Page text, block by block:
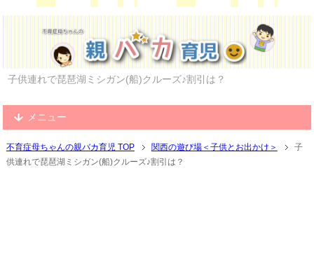
子供連れで琵琶湖ミシガン(船)クルーズ♪割引は？
メニュー
不育症母ちゃんの親バカ育児 TOP 関西の遊び場＜子供とお出かけ＞
子
供連れで琵琶湖ミシガン(船)クルーズ♪割引は？